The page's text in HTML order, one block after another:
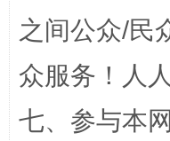
“蜀中异人”王建
之间公众/民
众服务！人
七、参与本